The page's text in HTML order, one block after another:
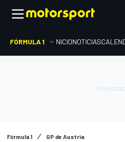
FÓRMULA 1 INICIONOTICIAS
Fórmula 1 GP de Austria